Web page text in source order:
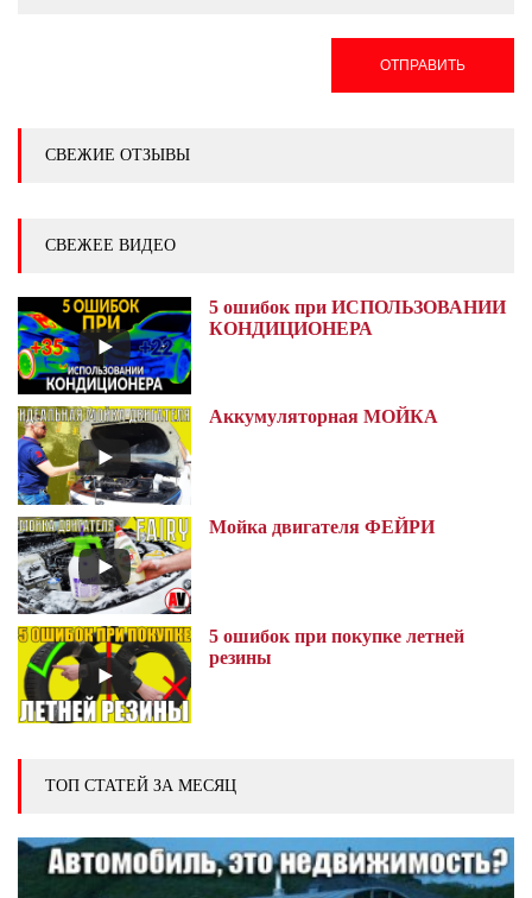
ОТПРАВИТЬ
СВЕЖИЕ ОТЗЫВЫ
СВЕЖЕЕ ВИДЕО
5 ошибок при ИСПОЛЬЗОВАНИИ
КОНДИЦИОНЕРА
Аккумуляторная МОЙКА
Мойка двигателя ФЕЙРИ
5 ошибок при покупке летней
резины
ТОП СТАТЕЙ ЗА МЕСЯЦ